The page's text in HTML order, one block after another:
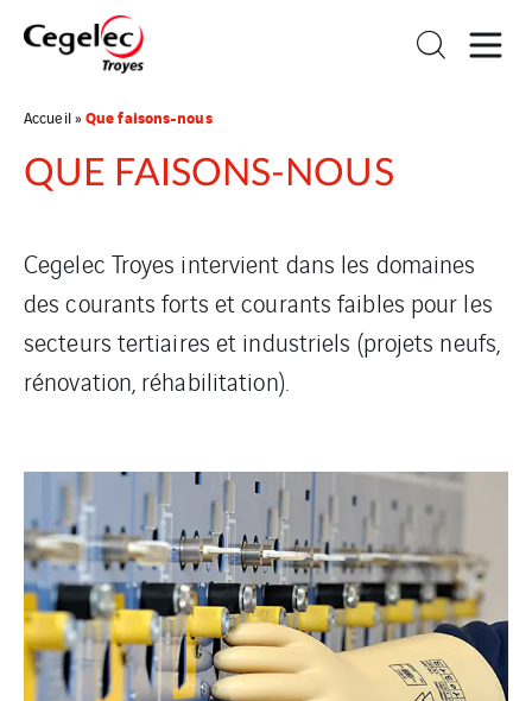
Accueil»Que faisons-nous
QUE FAISONS-NOUS
Cegelec Troyes intervient dans les domaines
des courants forts et courants faibles pour les
secteurs tertiaires et industriels (projets neufs,
rénovation, réhabilitation).